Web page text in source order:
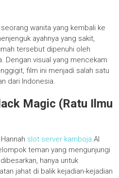
wanita yang kembali ke
ayahnya yang sakit,
tersebut dipenuhi oleh
Dengan visual yang mencekam
film ini menjadi salah satu
dari Indonesia.
Magic (Ratu Ilmu
slot server kamboja Al
teman yang mengunjungi
hanya untuk
jahat di balik kejadian-kejadian